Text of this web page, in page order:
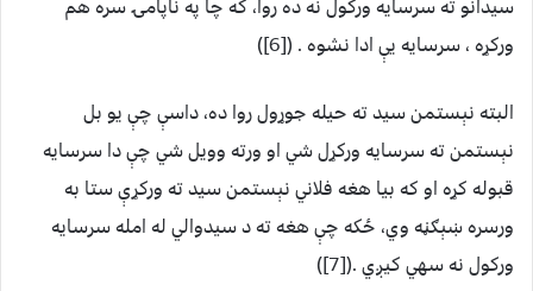
سيدانو ته سرسايه ورکول نه ده روا، که چا په ناپامۍ سره هم
ورکړه ، سرسايه يې ادا نشوه . ([6])
البته نېستمن سيد ته حيله جوړول روا ده، داسې چې يو بل
نېستمن ته سرسايه ورکړل شي او ورته وويل شي چې دا سرسايه
قبوله کړه او که بيا هغه فلاني نېستمن سيد ته ورکړې ستا به
ورسره ښېګڼه وي، ځکه چې هغه ته د سيدوالي له امله سرسايه
ورکول نه سهي کيږي .([7])